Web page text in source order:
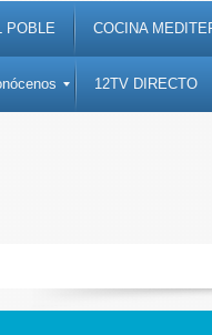
POBLE COCINA
12TV DIRECTO